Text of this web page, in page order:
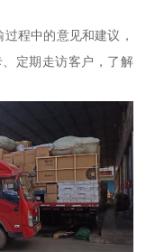
程中的意见和建议，
定期走访客户，了解